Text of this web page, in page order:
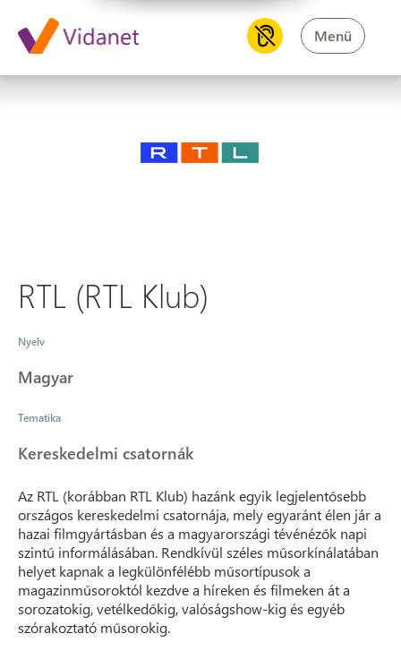
Menü
RTL (RTL Klub)
RTL (RTL Klub)
Nyelv
Magyar
Tematika
Kereskedelmi csatornák
Az RTL (korábban RTL Klub) hazánk egyik legjelentősebb
országos kereskedelmi csatornája, mely egyaránt élen jár a
hazai filmgyártásban és a magyarországi tévénézők napi
szintű informálásában. Rendkívül széles műsorkínálatában
helyet kapnak a legkülönfélébb műsortípusok a
magazinműsoroktól kezdve a híreken és filmeken át a
sorozatokig, vetélkedőkig, valóságshow-kig és egyéb
szórakoztató műsorokig.